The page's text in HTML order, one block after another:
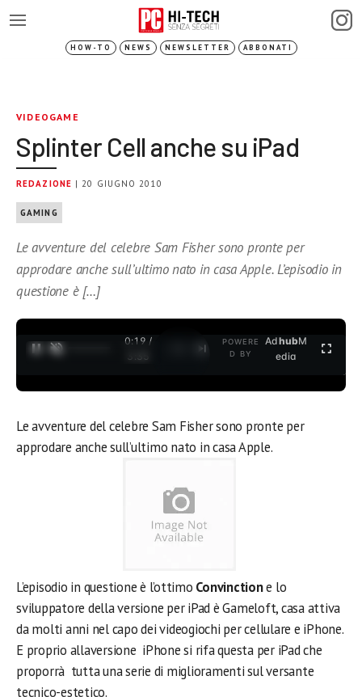
HOW-TO NEWS NEWSLETTER ABBONATI
VIDEOGAME
Splinter Cell anche su iPad
REDAZIONE | 20 GIUGNO 2010
GAMING
Le avventure del celebre Sam Fisher sono pronte per
approdare anche sull’ultimo nato in casa Apple. L’episodio in
questione è […]
0:19 /
3:35
POWERE
D BY
AdhubM
edia
Le avventure del celebre Sam Fisher sono pronte per
approdare anche sull’ultimo nato in casa Apple.
L’episodio in questione è l’ottimo Convinctione lo
sviluppatore della versione per iPad è Gameloft, casa attiva
da molti anni nel capo dei videogiochi per cellulare e iPhone.
E proprio allaversione iPhone si rifa questa per iPad che
proporrà tutta una serie di miglioramenti sul versante
tecnico-estetico.